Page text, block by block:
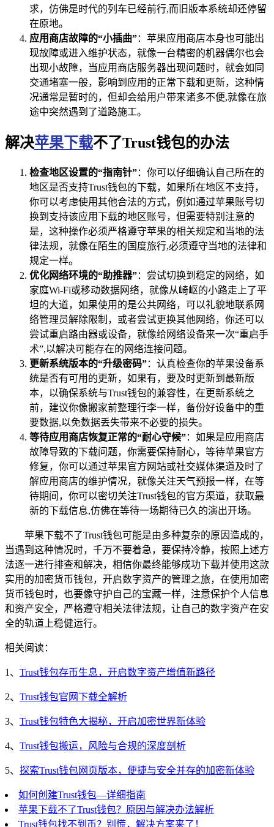
求，仿佛是时代的列车已经前行,而旧版本系统却还停留
在原地。
应用商店故障的“小插曲”：苹果应用商店本身也可能出
现故障或进入维护状态，就像一台精密的机器偶尔也会
出现小故障，当应用商店服务器出现问题时，就会如同
交通堵塞一般，影响到应用的正常下载和更新，这种情
况通常是暂时的，但却会给用户带来诸多不便,就像在旅
途中突然遇到了道路施工。
解决苹果下载不了Trust钱包的办法
检查地区设置的“指南针”：你可以仔细确认自己所在的
地区是否支持Trust钱包的下载，如果所在地区不支持，
你可以考虑使用其他合法的方式，例如通过苹果账号切
换到支持该应用下载的地区账号，但需要特别注意的
是，这种操作必须严格遵守苹果的相关规定和当地的法
律法规，就像在陌生的国度旅行,必须遵守当地的法律和
规定一样。
优化网络环境的“助推器”：尝试切换到稳定的网络，如
家庭Wi-Fi或移动数据网络，就像从崎岖的小路走上了平
坦的大道，如果使用的是公共网络，可以礼貌地联系网
络管理员解除限制，或者尝试更换其他网络，你还可以
尝试重启路由器或设备，就像给网络设备来一次“重启手
术”,以解决可能存在的网络连接问题。
更新系统版本的“升级密码”：认真检查你的苹果设备系
统是否有可用的更新，如果有，要及时更新到最新版
本，以确保系统与Trust钱包的兼容性，在更新系统之
前，建议你像搬家前整理行李一样，备份好设备中的重
要数据,以免数据丢失带来不必要的损失。
等待应用商店恢复正常的“耐心守候”：如果是应用商店
故障导致的下载问题，你需要保持耐心，等待苹果官方
修复，你可以通过苹果官方网站或社交媒体渠道及时了
解应用商店的维护情况，就像关注天气预报一样，在等
待期间，你可以密切关注Trust钱包的官方渠道，获取最
新的下载信息,仿佛在等待一场期待已久的演出开场。
苹果下载不了Trust钱包可能是由多种复杂的原因造成的，
当遇到这种情况时，千万不要着急，要保持冷静，按照上述方
法逐一进行排查和解决，相信你最终能够成功下载并使用这款
实用的加密货币钱包，开启数字资产的管理之旅，在使用加密
货币钱包时，也要像守护自己的宝藏一样，注意保护个人信息
和资产安全，严格遵守相关法律法规，让自己的数字资产在安
全的轨道上稳健运行。
相关阅读：
1、 Trust钱包存币生息，开启数字资产增值新路径
2、 Trust钱包官网下载全解析
3、 Trust钱包特色大揭秘，开启加密世界新体验
4、 Trust钱包搬运，风险与合规的深度剖析
5、 探索Trust钱包网页版本，便捷与安全并存的加密新体验
如何创建Trust钱包—详细指南
苹果下载不了Trust钱包？原因与解决办法解析
Trust钱包找不到币？别慌，解决方案来了！